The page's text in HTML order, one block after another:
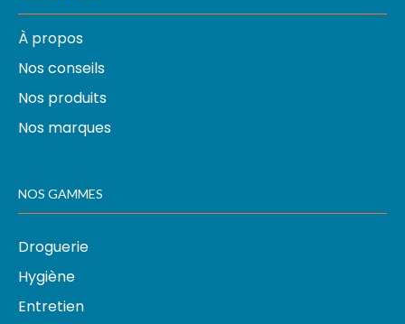
À propos
Nos conseils
Nos produits
Nos marques
NOS GAMMES
Droguerie
Hygiène
Entretien